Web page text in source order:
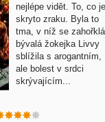
nejlépe vidět. To, co je
skryto zraku. Byla to
tma, v níž se zahořklá
bývalá žokejka Livvy
sblížila s arogantním,
ale bolest v srdci
skrývajícím...